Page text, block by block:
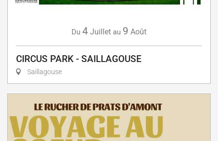
Du 4 Juillet au 9 Août
CIRCUS PARK - SAILLAGOUSE
Saillagouse